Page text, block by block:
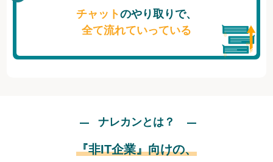
チャットのやり取りで、
全て流れていっている
ナレカンとは？
『非IT企業』向けの、